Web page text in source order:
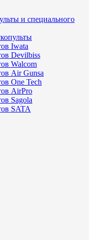
и специального
Iwata
Devilbiss
Walcom
Air Gunsa
One Tech
AirPro
Sagola
SATA